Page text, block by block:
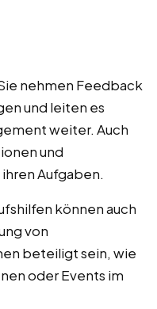
nehmen Feedback
und leiten es
weiter. Auch
und
Aufgaben.
können auch
von
beteiligt sein, wie
oder Events im